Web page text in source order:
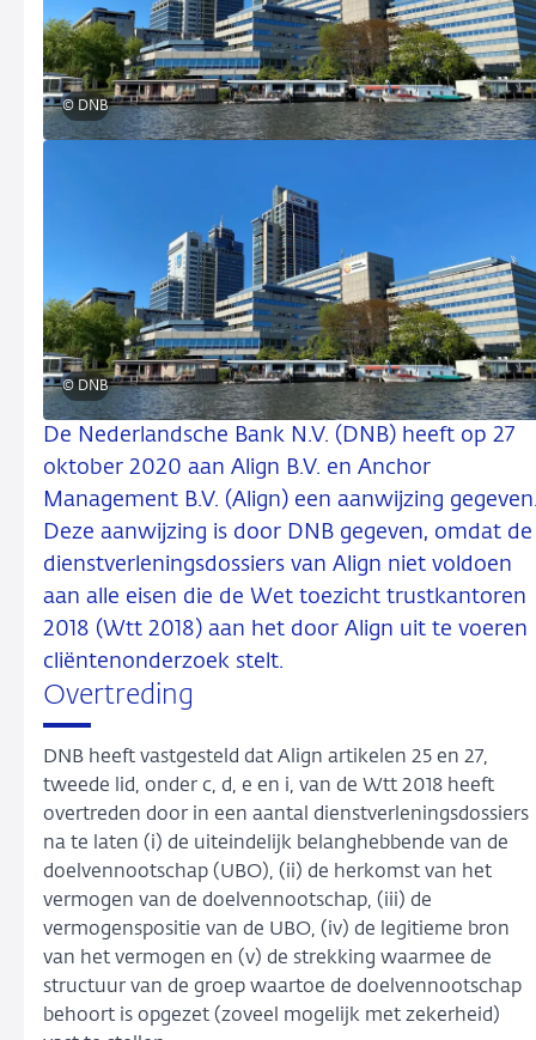
© DNB
© DNB
De Nederlandsche Bank N.V. (DNB) heeft op 27
oktober 2020 aan Align B.V. en Anchor
Management B.V. (Align) een aanwijzing
Deze aanwijzing is door DNB gegeven, omdat de
dienstverleningsdossiers van Align niet voldoen
aan alle eisen die de Wet toezicht trustkantoren
2018 (Wtt 2018) aan het door Align uit te voeren
cliëntenonderzoek stelt.
Overtreding
DNB heeft vastgesteld dat Align artikelen 25 en 27,
tweede lid, onder c, d, e en i, van de Wtt 2018 heeft
overtreden door in een aantal dienstverleningsdossiers
na te laten (i) de uiteindelijk belanghebbende van de
doelvennootschap (UBO), (ii) de herkomst van het
vermogen van de doelvennootschap, (iii) de
vermogenspositie van de UBO, (iv) de legitieme bron
van het vermogen en (v) de strekking waarmee de
structuur van de groep waartoe de doelvennootschap
behoort is opgezet (zoveel mogelijk met zekerheid)